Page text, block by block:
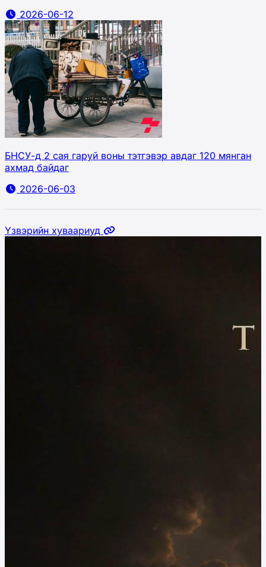
2026-06-12
БНСУ-д 2 сая гаруй воны тэтгэвэр авдаг 120 мянган
ахмад байдаг
2026-06-03
Үзвэрийн хуваариуд